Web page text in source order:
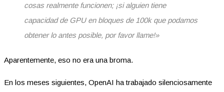
cosas realmente funcionen; ¡si alguien tiene
capacidad de GPU en bloques de 100k que podamos
obtener lo antes posible, por favor llame!»
Aparentemente, eso no era una broma.
En los meses siguientes, OpenAI ha trabajado silenciosamente